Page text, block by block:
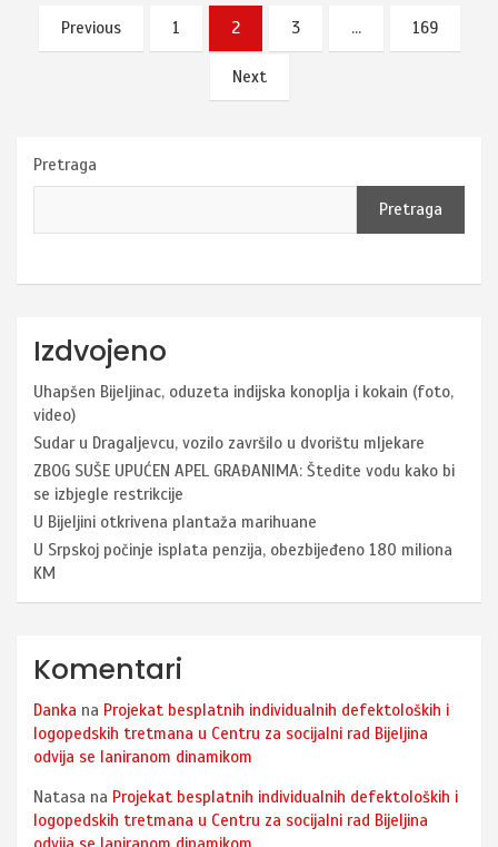
Posts
pagination
Previous 1 2 3 … 169
Next
Pretraga
Pretraga
Izdvojeno
Uhapšen Bijeljinac, oduzeta indijska konoplja i kokain (foto,
video)
Sudar u Dragaljevcu, vozilo završilo u dvorištu mljekare
ZBOG SUŠE UPUĆEN APEL GRAĐANIMA: Štedite vodu kako bi
se izbjegle restrikcije
U Bijeljini otkrivena plantaža marihuane
U Srpskoj počinje isplata penzija, obezbijeđeno 180 miliona
KM
Komentari
Danka na Projekat besplatnih individualnih defektoloških i
logopedskih tretmana u Centru za socijalni rad Bijeljina
odvija se laniranom dinamikom
Natasa na Projekat besplatnih individualnih defektoloških i
logopedskih tretmana u Centru za socijalni rad Bijeljina